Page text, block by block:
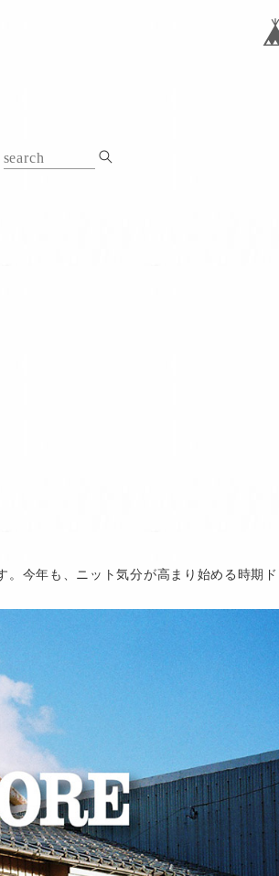
今年も、ニット気分が高まり始める時期ド